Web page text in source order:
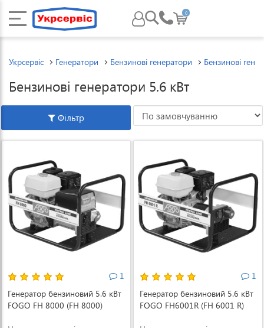
0
Укрсервіс Генератори Бензинові генератори Бензинові
Бензинові генератори 5.6 кВт
Фільтр
1
Генератор бензиновий 5.6 кВт
FOGO FH 8000 (FH 8000)
1
Генератор бензиновий 5.6 кВт
FOGO FH6001R (FH 6001 R)